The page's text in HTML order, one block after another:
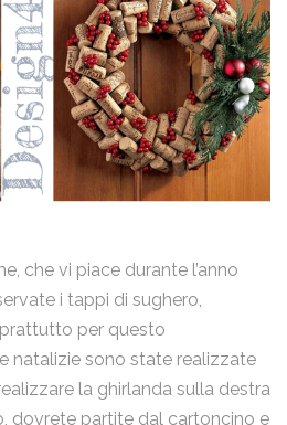
che vi piace durante l’anno
i tappi di sughero,
per questo
natalizie sono state realizzate
la ghirlanda sulla destra
dovrete partite dal cartoncino e